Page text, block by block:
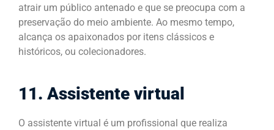
atrair um público antenado e que se preocupa com a
preservação do meio ambiente. Ao mesmo tempo,
alcança os apaixonados por itens clássicos e
históricos, ou colecionadores.
11. Assistente virtual
O assistente virtual é um profissional que realiza